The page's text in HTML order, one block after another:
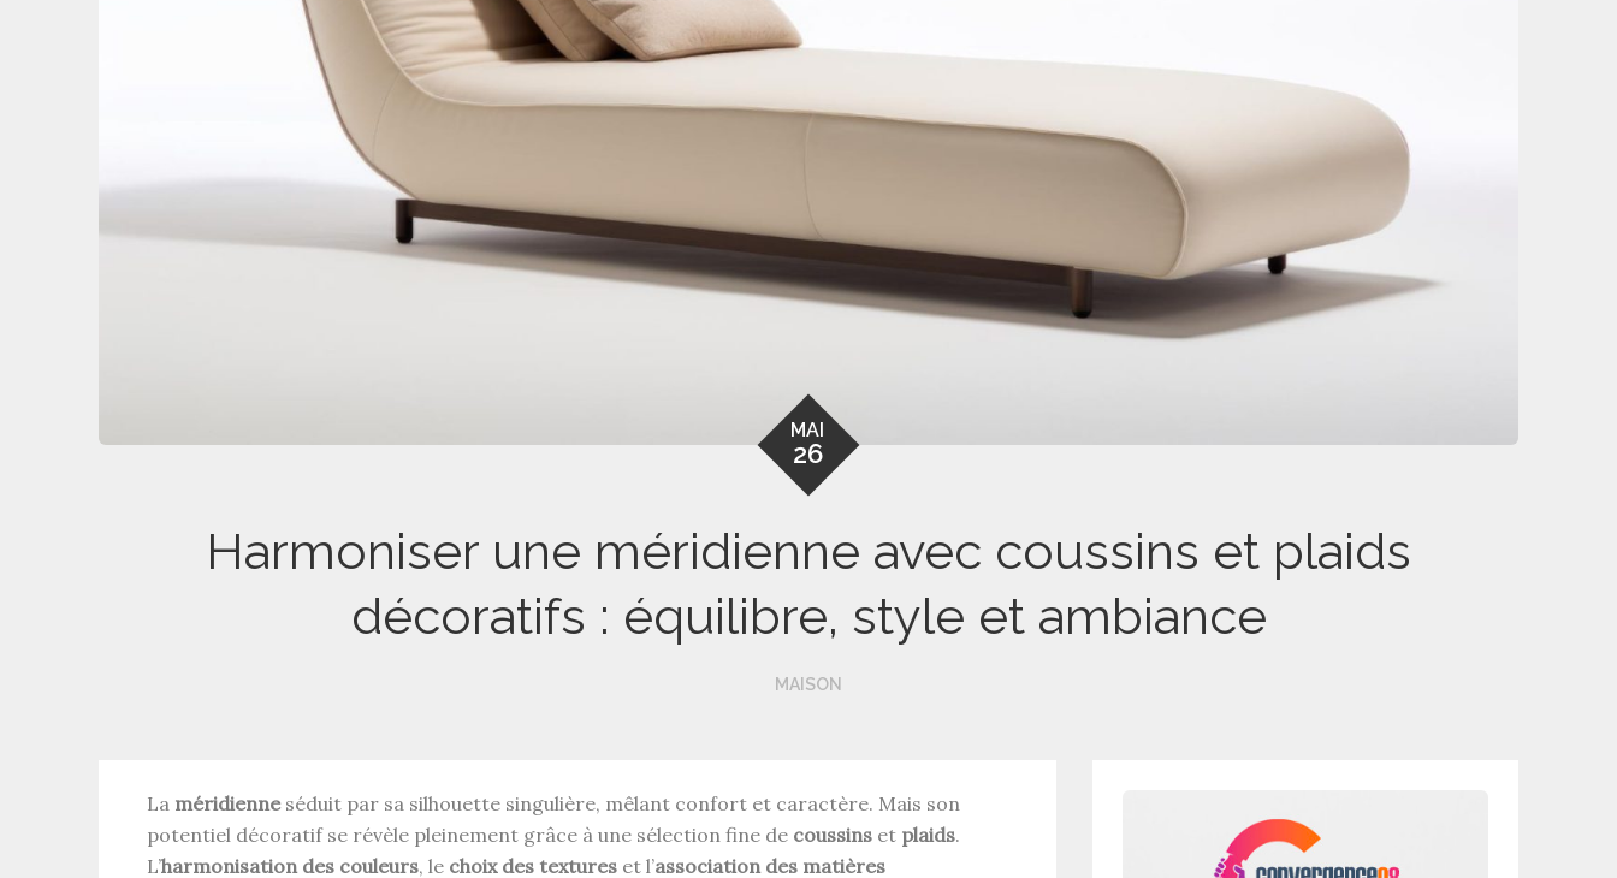
MAI
26
Harmoniser une méridienne avec coussins et plaids
décoratifs : équilibre, style et ambiance
MAISON
La méridienneséduit par sa silhouette singulière, mêlant confort et caractère. Mais son
potentiel décoratif se révèle pleinement grâce à une sélection fine de coussins et plaids.
L’harmonisation des couleurs, le choix des textures et l’association des matières